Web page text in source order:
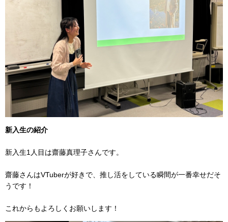
新入生の紹介
新入生1人目は齋藤真理子さんです。
齋藤さんはVTuberが好きで、推し活をしている瞬間が一番幸せだそ
うです！
これからもよろしくお願いします！